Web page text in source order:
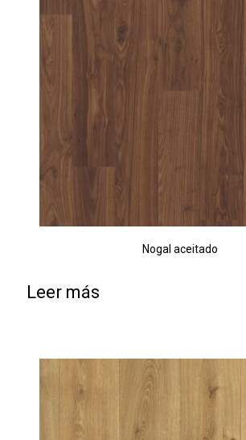
Nogal aceitado
Leer más